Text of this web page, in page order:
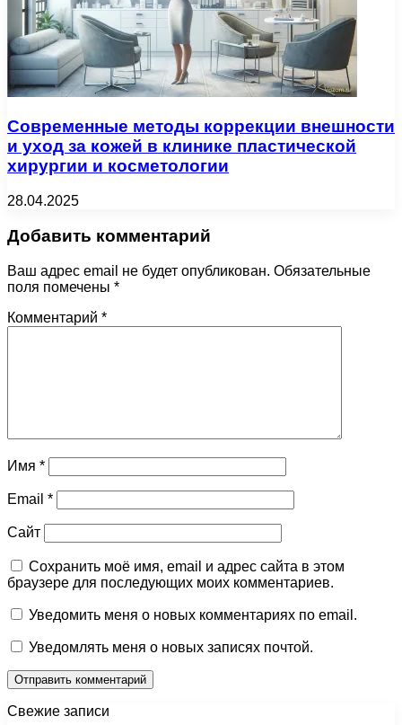
Современные методы коррекции внешности
и уход за кожей в клинике пластической
хирургии и косметологии
28.04.2025
Добавить комментарий
Ваш адрес email не будет опубликован. Обязательные
поля помечены *
Комментарий *
Имя *
Email *
Сайт
Сохранить моё имя, email и адрес сайта в этом
браузере для последующих моих комментариев.
Уведомить меня о новых комментариях по email.
Уведомлять меня о новых записях почтой.
Свежие записи